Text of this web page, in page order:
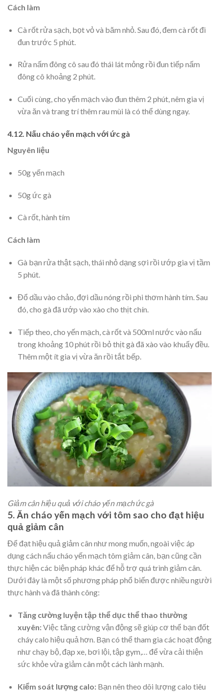
Cách làm
Cà rốt rửa sạch, bọt vỏ và băm nhỏ. Sau đó, đem cà rốt đi
đun trước 5 phút.
Rửa nấm đông cô sau đó thái lát mỏng rồi đun tiếp nấm
đông cô khoảng 2 phút.
Cuối cùng, cho yến mạch vào đun thêm 2 phút, nêm gia vị
vừa ăn và trang trí thêm rau mùi là có thể dùng ngay.
4.12. Nấu cháo yến mạch với ức gà
Nguyên liệu
50g yến mạch
50g ức gà
Cà rốt, hành tím
Cách làm
Gà bạn rửa thật sạch, thái nhỏ dạng sợi rồi ướp gia vị tầm
5 phút.
Đổ dầu vào chảo, đợi dầu nóng rồi phi thơm hành tím. Sau
đó, cho gà đã ướp vào xào cho thịt chín.
Tiếp theo, cho yến mạch, cà rốt và 500ml nước vào nấu
trong khoảng 10 phút rồi bỏ thịt gà đã xào vào khuấy đều.
Thêm một ít gia vị vừa ăn rồi tắt bếp.
Giảm cân hiệu quả với cháo yến mạch ức gà
5. Ăn cháo yến mạch với tôm sao cho đạt hiệu
quả giảm cân
Để đạt hiệu quả giảm cân như mong muốn, ngoài việc áp
dụng cách nấu cháo yến mạch tôm giảm cân, bạn cũng cần
thực hiện các biện pháp khác để hỗ trợ quá trình giảm cân.
Dưới đây là một số phương pháp phổ biến được nhiều người
thực hành và đã thành công:
Tăng cường luyện tập thể dục thể thao thường
xuyên:Việc tăng cường vận động sẽ giúp cơ thể bạn đốt
cháy calo hiệu quả hơn. Bạn có thể tham gia các hoạt động
như chạy bộ, đạp xe, bơi lội, tập gym,… để vừa cải thiện
sức khỏe vừa giảm cân một cách lành mạnh.
Kiểm soát lượng calo:Bạn nên theo dõi lượng calo tiêu